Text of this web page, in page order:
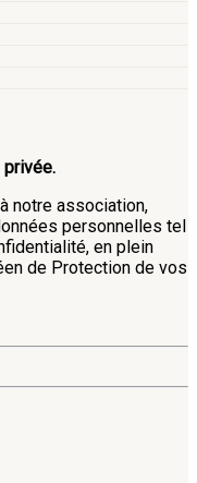
privée.
notre association,
personnelles tel
en plein
de Protection de vos